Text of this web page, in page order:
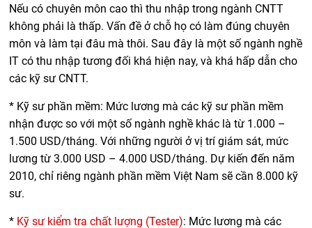
Nếu có chuyên môn cao thì thu nhập trong ngành CNTT
không phải là thấp. Vấn đề ở chỗ họ có làm đúng chuyên
môn và làm tại đâu mà thôi. Sau đây là một số ngành nghề
IT có thu nhập tương đối khá hiện nay, và khá hấp dẫn cho
các kỹ sư CNTT.
* Kỹ sư phần mềm: Mức lương mà các kỹ sư phần mềm
nhận được so với một số ngành nghề khác là từ 1.000 –
1.500 USD/tháng. Với những người ở vị trí giám sát, mức
lương từ 3.000 USD – 4.000 USD/tháng. Dự kiến đến năm
2010, chỉ riêng ngành phần mềm Việt Nam sẽ cần 8.000 kỹ
sư.
* Kỹ sư kiểm tra chất lượng (Tester): Mức lương mà các